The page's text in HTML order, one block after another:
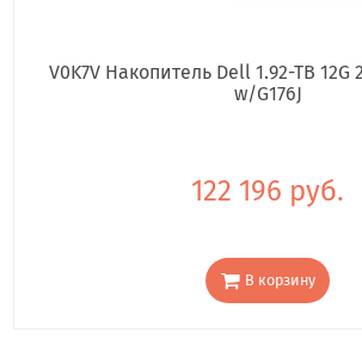
V0K7V Накопитель Dell 1.92-TB 12G
w/G176J
122 196 руб.
В корзину